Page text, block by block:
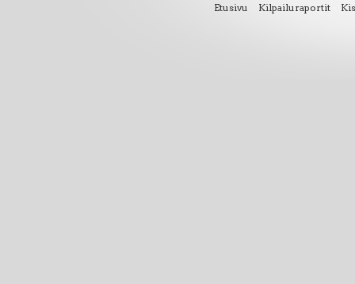
Etusivu Kilpailuraportit